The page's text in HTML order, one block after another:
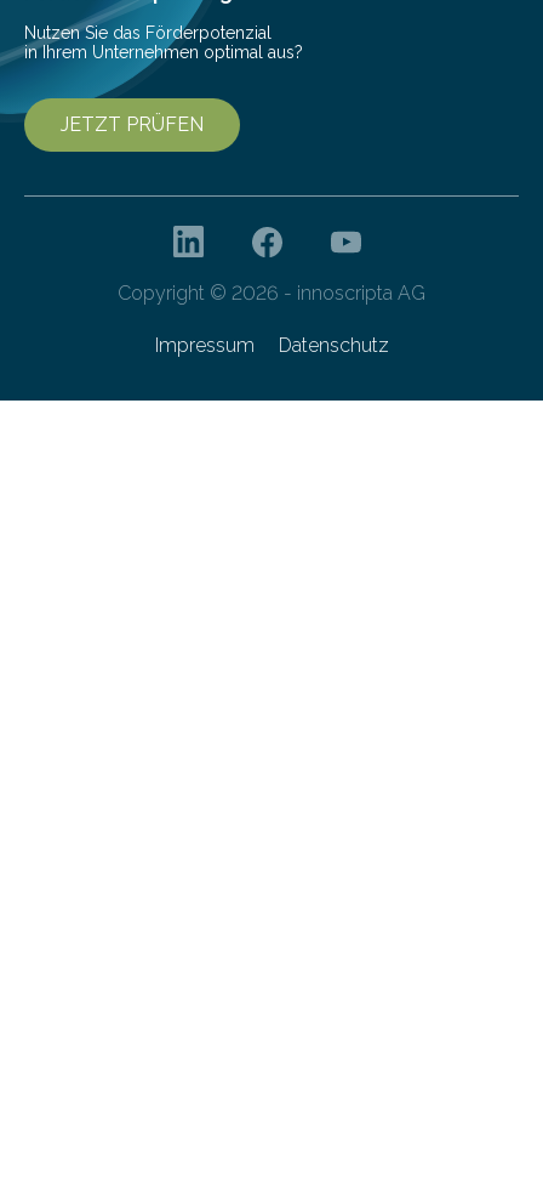
von 20…
Nutzen Sie das Förderpotenzial
in Ihrem Unternehmen optimal aus?
JETZT PRÜFEN
Copyright © 2026 - innoscripta AG
Impressum Datenschutz